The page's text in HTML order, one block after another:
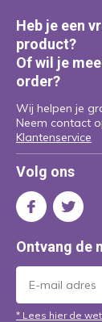
Heb je een
product?
Of wil je
order?
Wij helpen je
Neem contact
Klantenservice
Volg ons
Ontvang de
* Lees hier de